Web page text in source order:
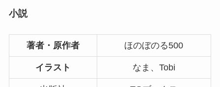
小説
著者・原作者 ほのぼのる500
イラスト なま、Tobi